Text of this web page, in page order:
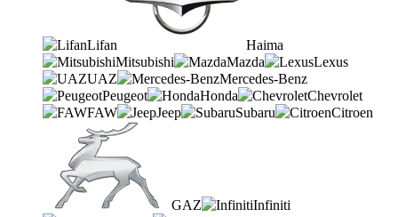
Lifan
Haima
Mitsubishi
Mazda
Lexus
UAZ
Mercedes-Benz
Peugeot
Honda
Chevrolet
FAW
Jeep Subaru Citroen
GAZ
Infiniti